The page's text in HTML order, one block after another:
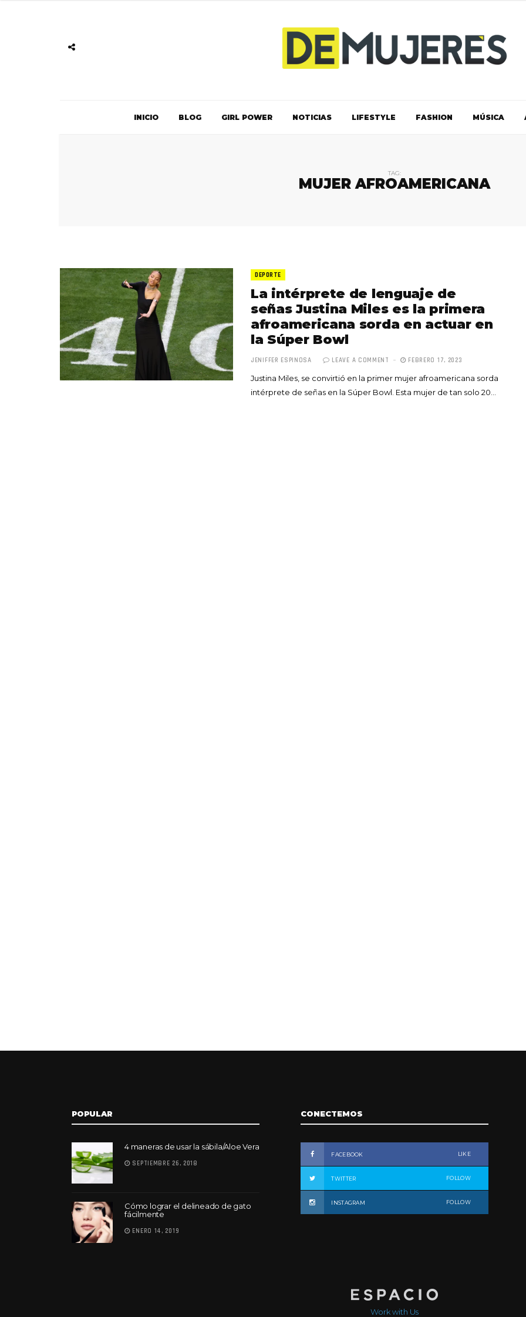
INICIO BLOG GIRL POWER NOTICIAS LIFESTYLE FASHION MÚSICA
TAG:
MUJER AFROAMERICANA
DEPORTE
La intérprete de lenguaje de
señas Justina Miles es la primera
afroamericana sorda en actuar en
la Súper Bowl
JENIFFER ESPINOSA LEAVE A COMMENT FEBRERO 17, 2023
Justina Miles, se convirtió en la primer mujer afroamericana sorda
intérprete de señas en la Súper Bowl. Esta mujer de tan solo 20…
Totó la Momposina: el
adiós a la gran
cantadora que llevó las
raíces colombianas al
POPULAR
4 maneras de usar la sábila/Aloe Vera
SEPTIEMBRE 26, 2018
Cómo lograr el delineado de gato
fácilmente
ENERO 14, 2019
CONECTEMOS
FACEBOOK LIKE
TWITTER FOLLOW
INSTAGRAM FOLLOW
Work with Us